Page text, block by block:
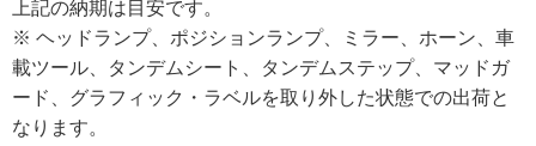
上記の納期は目安です。
※ ヘッドランプ、ポジションランプ、ミラー、ホーン、車
載ツール、タンデムシート、タンデムステップ、マッドガ
ード、グラフィック・ラベルを取り外した状態での出荷と
なります。